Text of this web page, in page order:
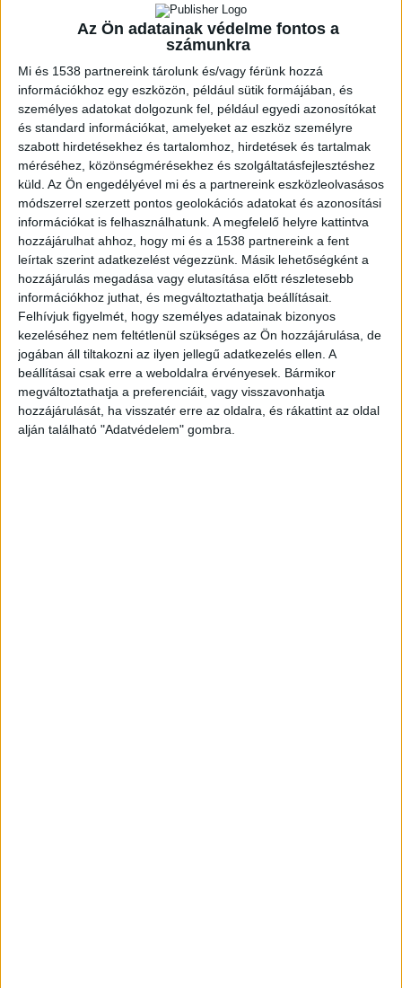
Az Ön adatainak védelme fontos a
számunkra
Mi és 1538 partnereink tárolunk és/vagy férünk hozzá
információkhoz egy eszközön, például sütik formájában, és
személyes adatokat dolgozunk fel, például egyedi azonosítókat
és standard információkat, amelyeket az eszköz személyre
szabott hirdetésekhez és tartalomhoz, hirdetések és tartalmak
méréséhez, közönségmérésekhez és szolgáltatásfejlesztéshez
küld. Az Ön engedélyével mi és a partnereink eszközleolvasásos
módszerrel szerzett pontos geolokációs adatokat és azonosítási
információkat is felhasználhatunk. A megfelelő helyre kattintva
hozzájárulhat ahhoz, hogy mi és a 1538 partnereink a fent
leírtak szerint adatkezelést végezzünk. Másik lehetőségként a
hozzájárulás megadása vagy elutasítása előtt részletesebb
információkhoz juthat, és megváltoztathatja beállításait.
Felhívjuk figyelmét, hogy személyes adatainak bizonyos
kezeléséhez nem feltétlenül szükséges az Ön hozzájárulása, de
jogában áll tiltakozni az ilyen jellegű adatkezelés ellen. A
beállításai csak erre a weboldalra érvényesek. Bármikor
megváltoztathatja a preferenciáit, vagy visszavonhatja
hozzájárulását, ha visszatér erre az oldalra, és rákattint az oldal
alján található "Adatvédelem" gombra.
KONCERTJE
OLYAN VOLT CHARLIE PUTH A
BUDAPEST PARK SZÍNPADÁN, MINT
KISGYEREK A CUKORKABOLTBAN
ZENE
ZENE
A legfrissebb megjelenések első kézből!
A DUETT, AMIRŐL MINDIG IS
TUDTUK, HOGY SZÜKSÉGÜNK VAN